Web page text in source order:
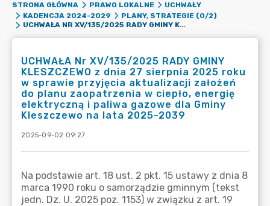
STRONA GŁÓWNA PRAWO LOKALNE
UCHWAŁY
KADENCJA 2024-2029
PLANY, STRATEGIE (0/2)
UCHWAŁA NR XV/135/2025 RADY GMINY KLESZCZEWO Z DNIA 27 SIERPNIA 2025 ROKU W SPRAWIE PRZYJĘCIA AKTUALIZACJI ZAŁOŻEŃ DO PLANU ZAOPATRZENIA W CIEPŁO, ENERGIĘ ELEKTRYCZNĄ I PALIWA GAZOWE DLA GMINY KLESZCZEWO NA LATA 2025-2039
UCHWAŁA Nr XV/135/2025 RADY GMINY
KLESZCZEWO z dnia 27 sierpnia 2025 roku
w sprawie przyjęcia aktualizacji założeń
do planu zaopatrzenia w ciepło, energię
elektryczną i paliwa gazowe dla Gminy
Kleszczewo na lata 2025-2039
2025-09-02 09:27